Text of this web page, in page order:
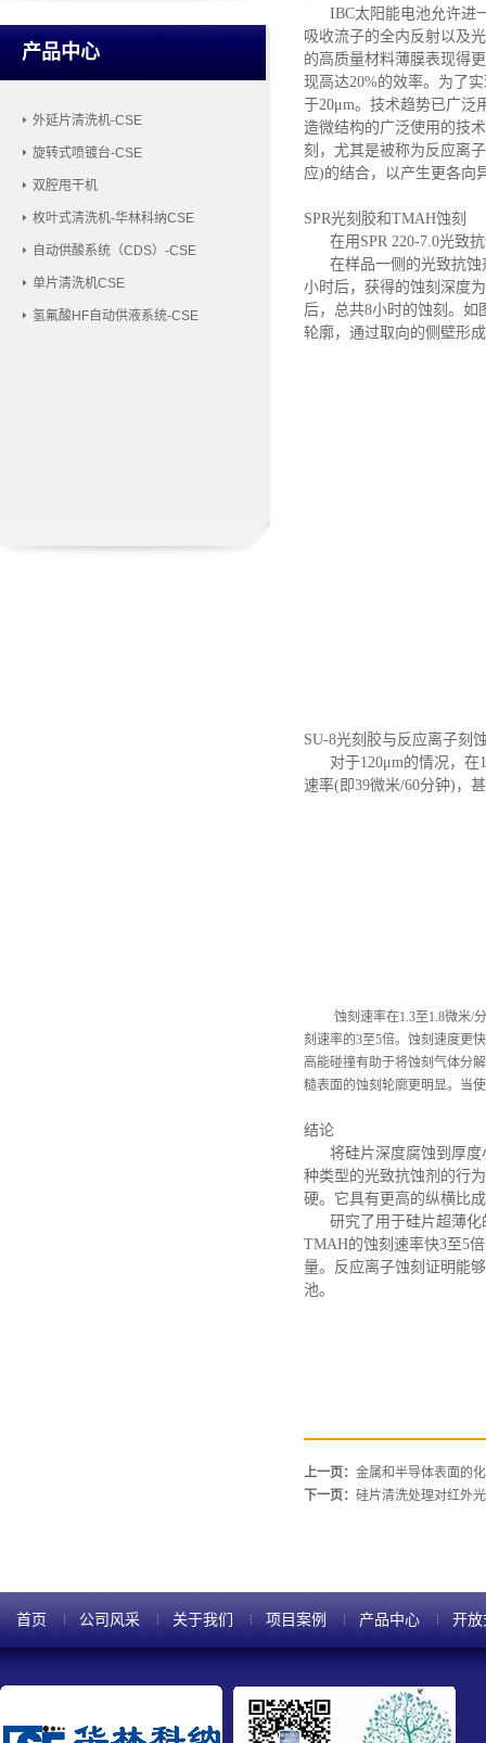
产品中心
外延片清洗机-CSE
旋转式喷镀台-CSE
双腔甩干机
枚叶式清洗机-华林科纳CSE
自动供酸系统（CDS）-CSE
单片清洗机CSE
氢氟酸HF自动供液系统-CSE
IBC太阳能电池允许进
吸收流子的全内反射以及
的高质量材料薄膜表现得
现高达20%的效率。为了
于20μm。技术趋势已广泛
造微结构的广泛使用的技
刻，尤其是被称为反应离
应)的结合，以产生更各向
SPR光刻胶和TMAH蚀刻
在用 SPR 220-7.0光致
在样品一侧的光致抗
小时后，获得的蚀刻深度
后，总共8小时的蚀刻。如
轮廓，通过取向的侧壁形
SU-8光刻胶与反应离子刻
对于120μm的情况，
速率(即39微米/60分钟)，
蚀刻速率在1.3至1.8微米/
刻速率的3至5倍。蚀刻速度更
高能碰撞有助于将蚀刻气体分
糙表面的蚀刻轮廓更明显。当
结论
将硅片深度腐蚀到厚度
种类型的光致抗蚀剂的行
硬。它具有更高的纵横比
研究了用于硅片超薄
TMAH的蚀刻速率快3至5
量。反应离子蚀刻证明能
池。
上一页： 金属和半导体表面的
下一页： 硅片清洗处理对红外
首页 公司风采 关于我们 项目案例 产品中心 开放